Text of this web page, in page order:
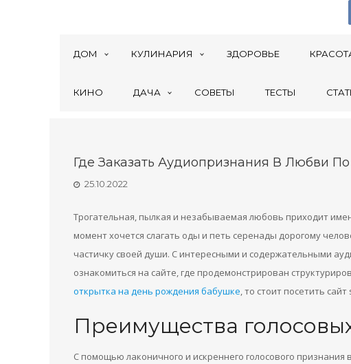
ДОМ КУЛИНАРИЯ ЗДОРОВЬЕ
КИНО ДАЧА СОВЕТЫ ТЕСТЫ
Где Заказать Аудиопризнания В Любви
25.10.2022
Трогательная, пылкая и незабываемая любовь приходит
момент хочется слагать оды и петь серенады дорогому
частичку своей души. С интересными и содержательными
ознакомиться на сайте, где продемонстрирован
открытка на день рождения бабушке, то стоит посетить
Преимущества
С помощью лаконичного и искреннего голосового признания